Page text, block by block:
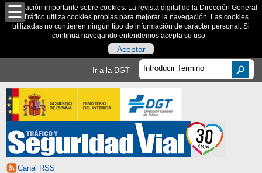
Información importante sobre cookies: La revista digital de la Dirección General
de Tráfico utiliza cookies propias para mejorar la navegación. Las cookies
utilizadas no contienen ningún tipo de información de carácter personal. Si
continua navegando entendemos acepta su uso.
Aceptar
Ir a la DGT
Canal RSS